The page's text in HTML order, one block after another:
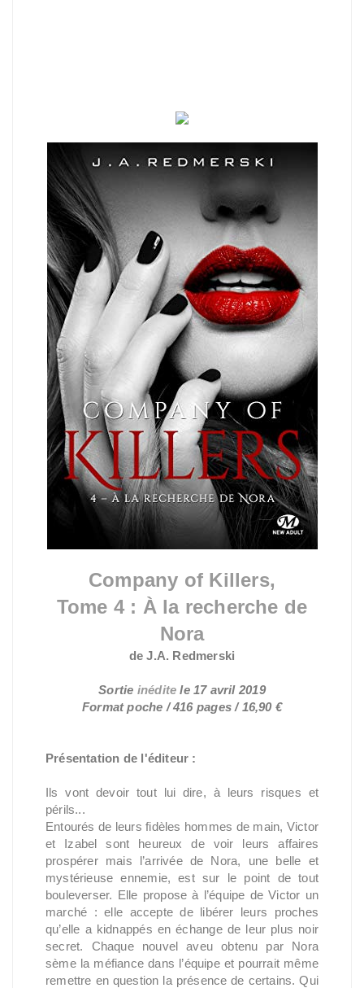
Company of Killers,
Tome 4 : À la recherche de
Nora
de J.A. Redmerski
Sortie inédite le 17 avril 2019
Format poche / 416 pages /16,90 €
Présentation de l'éditeur :
Ils vont devoir tout lui dire, à leurs risques et
périls...
Entourés de leurs fidèles hommes de main, Victor
et Izabel sont heureux de voir leurs affaires
prospérer mais l’arrivée de Nora, une belle et
mystérieuse ennemie, est sur le point de tout
bouleverser. Elle propose à l’équipe de Victor un
marché : elle accepte de libérer leurs proches
qu’elle a kidnappés en échange de leur plus noir
secret. Chaque nouvel aveu obtenu par Nora
sème la méfiance dans l’équipe et pourrait même
remettre en question la présence de certains. Qui